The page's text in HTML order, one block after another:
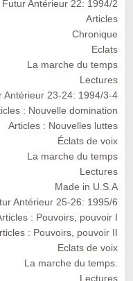
Futur Antérieur 22: 1994/2
Articles
Chronique
Eclats
La marche du temps
Lectures
Antérieur 23-24: 1994/3-4
: Nouvelle domination
Articles : Nouvelles luttes
Éclats de voix
La marche du temps
Lectures
Made in U.S.A
Antérieur 25-26: 1995/6
: Pouvoirs, pouvoir I
: Pouvoirs, pouvoir II
Eclats de voix
La marche du temps.
Lectures